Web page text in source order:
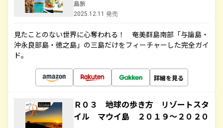
島旅
2025.12.11 発売
見たことのない世界に心奪われる！ 奄美群島南部「与論島・
沖永良部島・徳之島」の三島だけをフィーチャーした完全ガイ
ド。
詳細を見る
Ｒ０３ 地球の歩き方 リゾートスタ
イル マウイ島 ２０１９～２０２０